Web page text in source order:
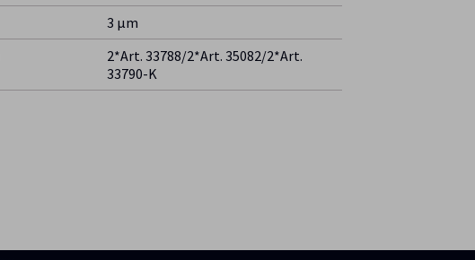
3 µm
2*Art. 33788/2*Art. 35082/2*Art.
33790-K